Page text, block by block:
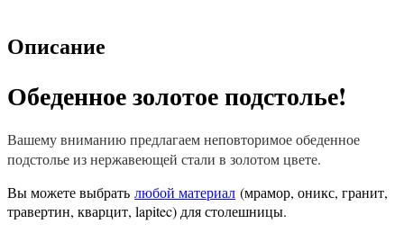
Описание
Обеденное золотое подстолье!
Вашему вниманию предлагаем неповторимое обеденное
подстолье из нержавеющей стали в золотом цвете.
Вы можете выбрать любой материал (мрамор, оникс, гранит,
травертин, кварцит, lapitec) для столешницы.